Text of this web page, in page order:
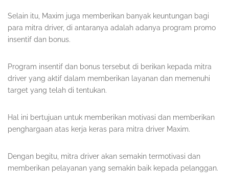
Selain itu, Maxim juga memberikan banyak keuntungan bagi
para mitra driver, di antaranya adalah adanya program promo
insentif dan bonus.
Program insentif dan bonus tersebut di berikan kepada mitra
driver yang aktif dalam memberikan layanan dan memenuhi
target yang telah di tentukan.
Hal ini bertujuan untuk memberikan motivasi dan memberikan
penghargaan atas kerja keras para mitra driver Maxim.
Dengan begitu, mitra driver akan semakin termotivasi dan
memberikan pelayanan yang semakin baik kepada pelanggan.